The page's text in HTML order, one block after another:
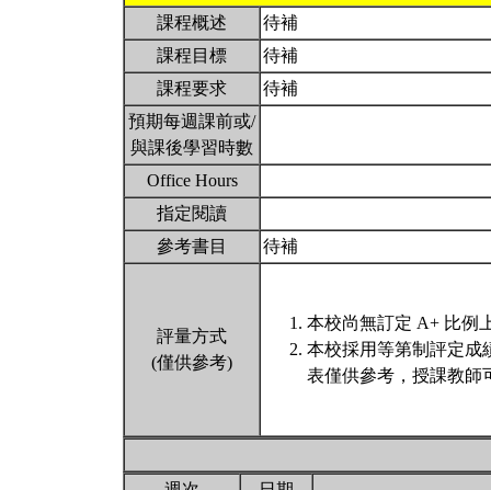
課程概述
待補
課程目標
待補
課程要求
待補
預期每週課前或/
與課後學習時數
Office Hours
指定閱讀
參考書目
待補
評量方式
(僅供參考)
本校尚無訂定 A+ 比例
本校採用等第制評定成
表僅供參考，授課教師